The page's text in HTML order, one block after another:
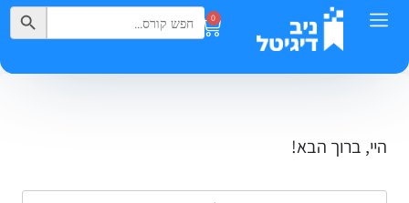
0
Search
for:
Search Button
היי, ברוך הבא!